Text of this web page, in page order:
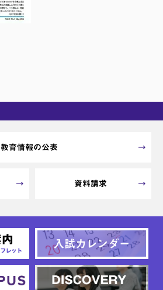
教育情報の公表
資料請求